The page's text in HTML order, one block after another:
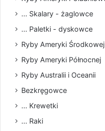
... Skalary - żaglowce
... Paletki - dyskowce
Ryby Ameryki Środkowej
Ryby Ameryki Północnej
Ryby Australii i Oceanii
Bezkręgowce
... Krewetki
... Raki